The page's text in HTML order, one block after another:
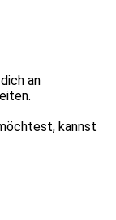
an
kannst